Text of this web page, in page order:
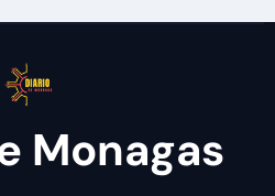
Monagas